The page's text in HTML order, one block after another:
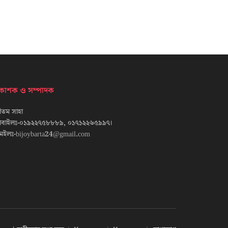
ও সম্পাদক
সাহা
০১৯২২৭৫৮৮৮৯, ০১৭১২২৬৫৯৯৭।
bijoybarta24@gmail.com